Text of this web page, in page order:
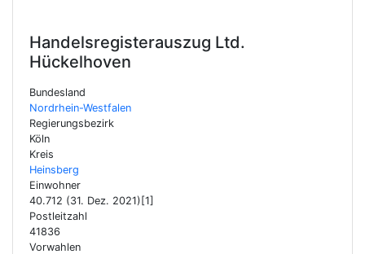
Handelsregisterauszug Ltd.
Hückelhoven
Bundesland
Nordrhein-Westfalen
Regierungsbezirk
Köln
Kreis
Heinsberg
Einwohner
40.712 (31. Dez. 2021)[1]
Postleitzahl
41836
Vorwahlen